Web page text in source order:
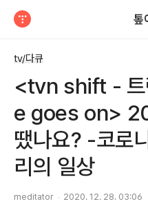
톺
tv/다큐
<tvn shift - 트
e goes on>
땠나요? -코로
리의 일상
meditator 2020. 12. 28. 03:06